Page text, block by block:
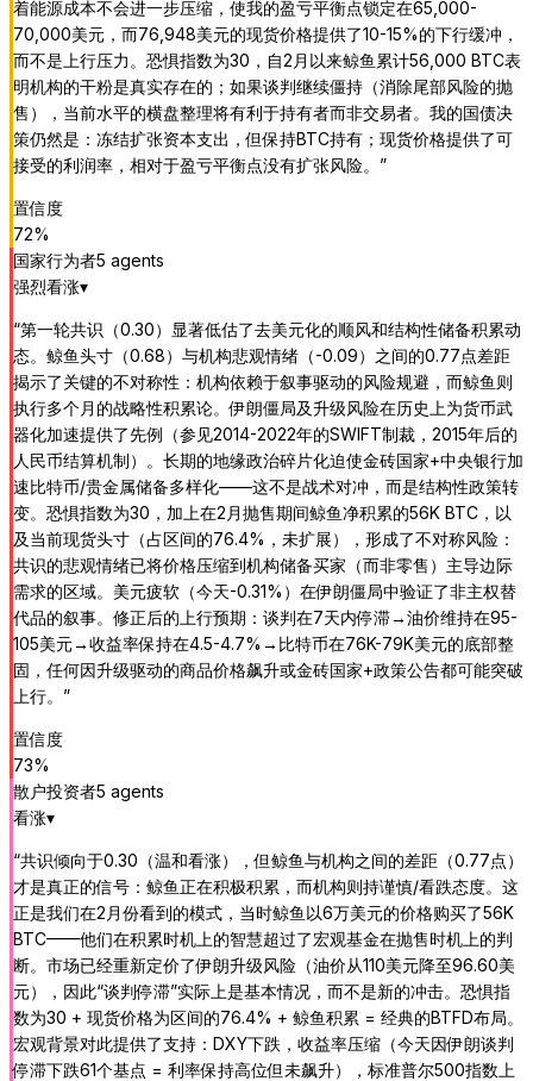
着能源成本不会进一步压缩，使我的盈亏平衡点锁定在65,000-
70,000美元，而76,948美元的现货价格提供了10-15%的下行缓冲，
而不是上行压力。恐惧指数为30，自2月以来鲸鱼累计56,000 BTC表
明机构的干粉是真实存在的；如果谈判继续僵持（消除尾部风险的抛
售），当前水平的横盘整理将有利于持有者而非交易者。我的国债决
策仍然是：冻结扩张资本支出，但保持BTC持有；现货价格提供了可
接受的利润率，相对于盈亏平衡点没有扩张风险。 ”
置信度
72%
国家行为者5 agents
强烈看涨▾
“第一轮共识（0.30）显著低估了去美元化的顺风和结构性储备积累动
态。鲸鱼头寸（0.68）与机构悲观情绪（-0.09）之间的0.77点差距
揭示了关键的不对称性：机构依赖于叙事驱动的风险规避，而鲸鱼则
执行多个月的战略性积累论。伊朗僵局及升级风险在历史上为货币武
器化加速提供了先例（参见2014-2022年的SWIFT制裁，2015年后的
人民币结算机制）。长期的地缘政治碎片化迫使金砖国家+中央银行加
速比特币/贵金属储备多样化——这不是战术对冲，而是结构性政策转
变。恐惧指数为30，加上在2月抛售期间鲸鱼净积累的56K BTC，以
及当前现货头寸（占区间的76.4%，未扩展），形成了不对称风险：
共识的悲观情绪已将价格压缩到机构储备买家（而非零售）主导边际
需求的区域。美元疲软（今天-0.31%）在伊朗僵局中验证了非主权替
代品的叙事。修正后的上行预期：谈判在7天内停滞→油价维持在95-
105美元→收益率保持在4.5-4.7%→比特币在76K-79K美元的底部整
固，任何因升级驱动的商品价格飙升或金砖国家+政策公告都可能突破
上行。 ”
置信度
73%
散户投资者5 agents
看涨▾
“共识倾向于0.30（温和看涨），但鲸鱼与机构之间的差距（0.77点）
才是真正的信号：鲸鱼正在积极积累，而机构则持谨慎/看跌态度。这
正是我们在2月份看到的模式，当时鲸鱼以6万美元的价格购买了56K
BTC——他们在积累时机上的智慧超过了宏观基金在抛售时机上的判
断。市场已经重新定价了伊朗升级风险（油价从110美元降至96.60美
元），因此“谈判停滞”实际上是基本情况，而不是新的冲击。恐惧指
数为30 + 现货价格为区间的76.4% + 鲸鱼积累 = 经典的BTFD布局。
宏观背景对此提供了支持：DXY下跌，收益率压缩（今天因伊朗谈判
停滞下跌61个基点 = 利率保持高位但未飙升），标准普尔500指数上